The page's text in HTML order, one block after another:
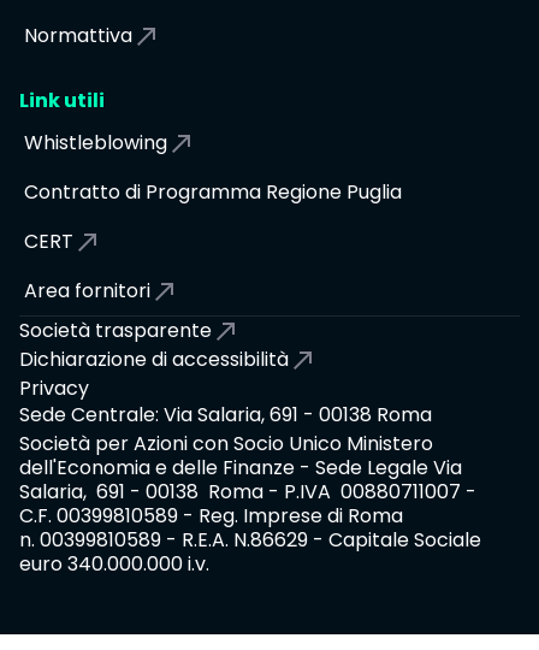
Normattiva
Link utili
Whistleblowing
Contratto di Programma Regione Puglia
CERT
Area fornitori
Società trasparente
Dichiarazione di accessibilità
Privacy
Sede Centrale: Via Salaria, 691 - 00138 Roma
Società per Azioni con Socio Unico Ministero
dell'Economia e delle Finanze - Sede Legale Via
Salaria, 691 - 00138 Roma - P.IVA 00880711007 -
C.F. 00399810589 - Reg. Imprese di Roma
n. 00399810589 - R.E.A. N.86629 - Capitale Sociale
euro 340.000.000 i.v.